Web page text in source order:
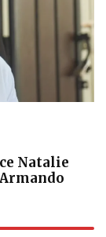
Natalie